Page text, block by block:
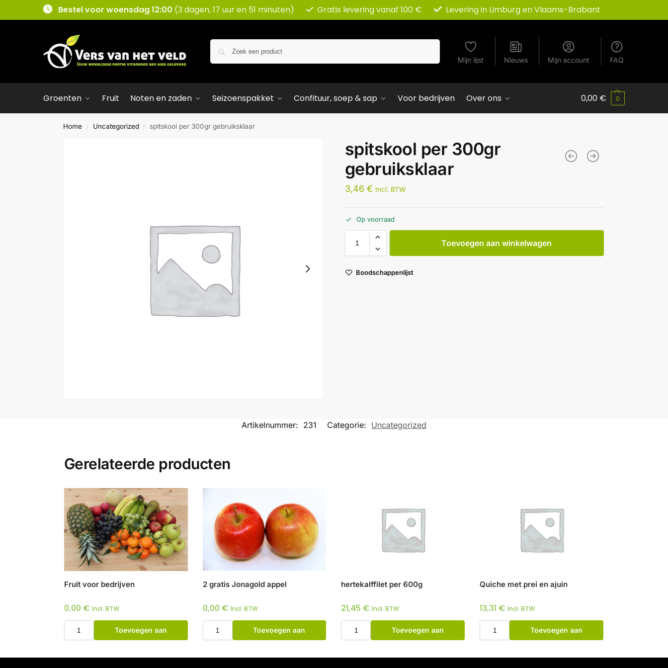
Bestel voor woensdag 12:00 (3 dagen, 17 uur en 51 minuten) Gratis levering vanaf 100 € Levering in Limburg en Vlaams-Brabant
Mijn lijst Nieuws Mijn account FAQ
Groenten Fruit Noten en zaden Seizoenspakket Confituur, soep & sap Voor bedrijven Over ons 0,00 € 0
Home / Uncategorized / spitskool per 300gr gebruiksklaar
spitskool per 300gr
gebruiksklaar
3,46 € Incl. BTW
Op voorraad
Toevoegen aan winkelwagen
Boodschappenlijst
Artikelnummer: 231 Categorie: Uncategorized
Gerelateerde producten
Fruit voor bedrijven
0,00 € Incl. BTW
Toevoegen aan
2 gratis Jonagold appel
0,00 € Incl. BTW
Toevoegen aan
hertekalffilet per 600g
21,45 € Incl. BTW
Toevoegen aan
Quiche met prei en ajuin
13,31 € Incl. BTW
Toevoegen aan